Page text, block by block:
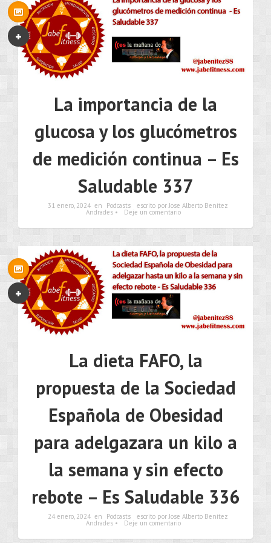
La importancia de la
glucosa y los glucómetros
de medición continua – Es
Saludable 337
31 enero, 2024 en Podcasts escrito por Jose Alberto Benítez
Andrades • Deje un comentario
La dieta FAFO, la
propuesta de la Sociedad
Española de Obesidad
para adelgazara un kilo a
la semana y sin efecto
rebote – Es Saludable 336
24 enero, 2024 en Podcasts escrito por Jose Alberto Benítez
Andrades • Deje un comentario